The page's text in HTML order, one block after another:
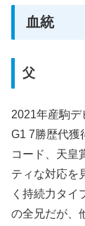
血統
父
2021年産駒デ
G1 7勝歴代獲
コード、天皇
ティな対応を
く持続力タイ
の全兄だが、